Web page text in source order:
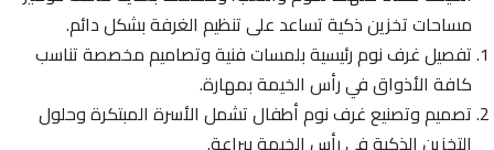
مساحات تخزين ذكية تساعد على تنظيم الغرفة بشكل دائم.
تفصيل غرف نوم رئيسية بلمسات فنية وتصاميم مخصصة تناسب
كافة الأذواق في رأس الخيمة بمهارة.
تصميم وتصنيع غرف نوم أطفال تشمل الأسرة المبتكرة وحلول
التخزين الذكية في رأس الخيمة ببراعة.